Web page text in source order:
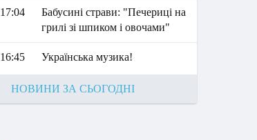
17:04
Бабусині страви: "Печериці на
грилі зі шпиком і овочами"
16:45 Українська музика!
НОВИНИ ЗА СЬОГОДНІ